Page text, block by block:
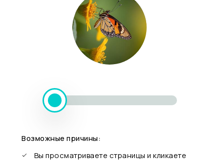
Возможные причины:
Вы просматриваете страницы и кликаете